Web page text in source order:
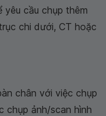
yêu cầu chụp thêm
chi dưới, CT hoặc
chân với việc chụp
chụp ảnh/scan hình